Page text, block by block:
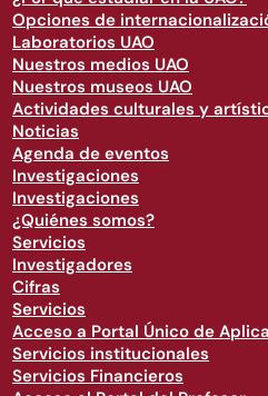
Opciones de
Laboratorios UAO
Nuestros medios UAO
Nuestros museos UAO
Actividades culturales y
Noticias
Agenda de eventos
Investigaciones
Investigaciones
¿Quiénes somos?
Servicios
Investigadores
Cifras
Servicios
Acceso a Portal Único de
Servicios institucionales
Servicios Financieros